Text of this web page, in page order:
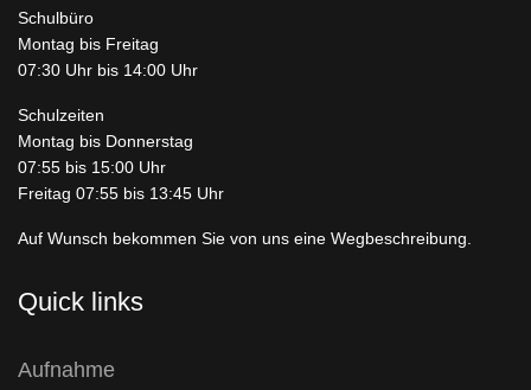
Schulbüro
Montag bis Freitag
07:30 Uhr bis 14:00 Uhr
Schulzeiten
Montag bis Donnerstag
07:55 bis 15:00 Uhr
Freitag 07:55 bis 13:45 Uhr
Auf Wunsch bekommen Sie von uns eine Wegbeschreibung.
Quick links
Aufnahme